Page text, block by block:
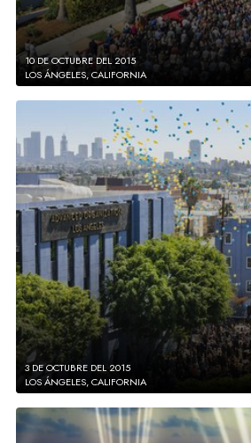
10 DE OCTUBRE DEL 2015
LOS ÁNGELES, CALIFORNIA
3 DE OCTUBRE DEL 2015
LOS ÁNGELES, CALIFORNIA